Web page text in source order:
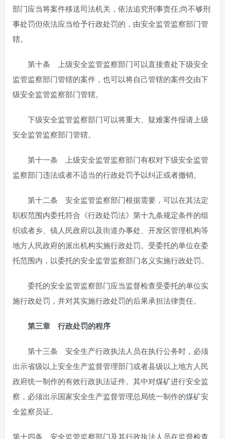
部门应当将案件移送司法机关，依法追究刑事责任;尚不够刑
事处罚但依法应当给予行政处罚的，由安全监管监察部门管
辖。
第十条 上级安全监管监察部门可以直接查处下级安全
监管监察部门管辖的案件，也可以将自己管辖的案件交由下
级安全监管监察部门管辖。
下级安全监管监察部门可以将重大、疑难案件报请上级
安全监管监察部门管辖。
第十一条 上级安全监管监察部门有权对下级安全监管
监察部门违法或者不适当的行政处罚予以纠正或者撤销。
第十二条 安全监管监察部门根据需要，可以在其法定
职权范围内委托符合《行政处罚法》第十九条规定条件的组
织或者乡、镇人民政府以及街道办事处、开发区管理机构等
地方人民政府的派出机构实施行政处罚。受委托的单位在委
托范围内，以委托的安全监管监察部门名义实施行政处罚。
委托的安全监管监察部门应当监督检查受委托的单位实
施行政处罚，并对其实施行政处罚的后果承担法律责任。
第三章 行政处罚的程序
第十三条 安全生产行政执法人员在执行公务时，必须
出示省级以上安全生产监督管理部门或者县级以上地方人民
政府统一制作的有效行政执法证件。其中对煤矿进行安全监
察，必须出示国家安全生产监督管理总局统一制作的煤矿安
全监察员证。
第十四条 安全监管监察部门及其行政执法人员在监督检查